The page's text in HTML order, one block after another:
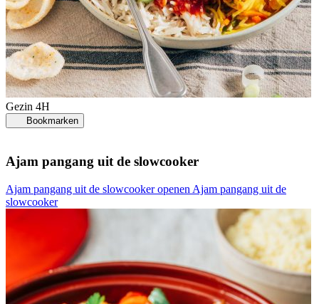
Gezin 4H
Bookmarken
Ajam pangang uit de slowcooker
Ajam pangang uit de slowcooker openen Ajam pangang uit de
slowcooker